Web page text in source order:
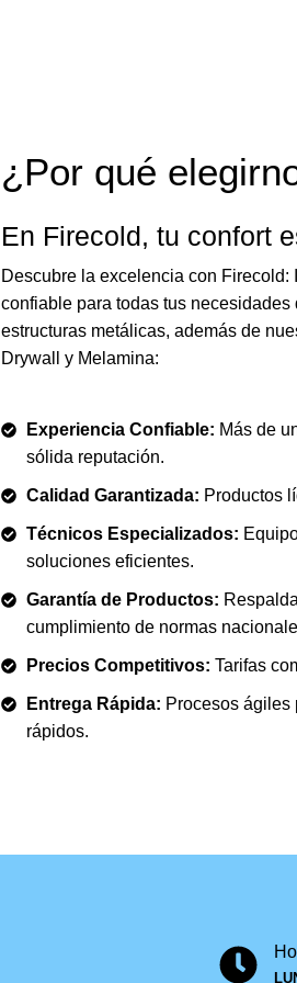
¿Por qué
En Firecold, tu confort
Descubre la excelencia con
confiable para todas tus
estructuras metálicas, además de
Drywall y Melamina:
Experiencia Confiable: Más de
sólida reputación.
Calidad Garantizada: Productos
Técnicos Especializados:
soluciones eficientes.
Garantía de Productos:
cumplimiento de normas
Precios Competitivos: Tarifas
Entrega Rápida: Procesos ágiles
rápidos.